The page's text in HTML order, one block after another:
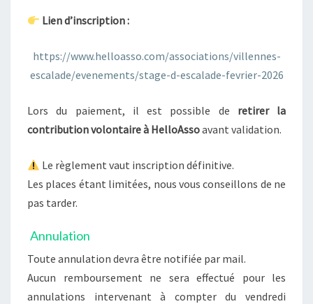
Lien d’inscription :
https://www.helloasso.com/associations/villennes-
escalade/evenements/stage-d-escalade-fevrier-2026
Lors du paiement, il est possible de retirer la
contribution volontaire à HelloAssoavant validation.
Le règlement vaut inscription définitive.
Les places étant limitées, nous vous conseillons de ne
pas tarder.
Annulation
Toute annulation devra être notifiée par mail.
Aucun remboursement ne sera effectué pour les
annulations intervenant à compter du vendredi